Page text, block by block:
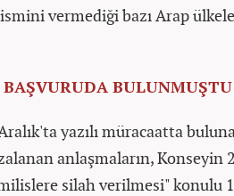
vermediği bazı Arap
BULUNMUŞTU
yazılı müracaatta
anlaşmaların, Konseyin
silah verilmesi" konulu